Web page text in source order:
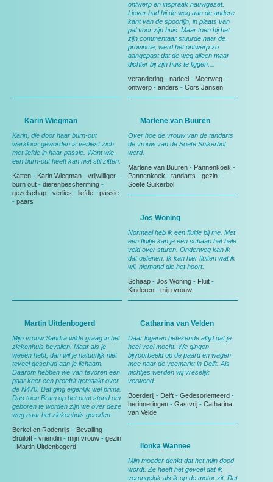
ontwerp en inspraak nauwgezet.
Liever had hij de weg aan de andere
kant van de spoorlijn, in plaats van
pal voor zijn huis. Maar toen hij het
zijn commentaar stuurde naar de
provincie, werd het ontwerp zo
aangepast dat de weg alleen maar
dichter bij zijn huis te liggen....
verandering - nadeel - Meerweg -
ontwerp - anders - Cors Jansen
Karin Wiegman
Karin, die door haar burn-out
werkloos geworden is verliest zich
met liefde in haar passie. Want wie
een burn-out heeft kan niet stil zitten.
Katten - Karin Wiegman - vrijwilliger -
burn out - dierenbescherming -
gezelschap - verlies - liefde - passie
- paars
Marlene van Buuren
Over hoe de vrouw van de tandarts
de vrouw van de Soete Suikerbol
werd.
Marlene van Buuren - Pannenkoek -
Pannenkoek - tandarts - gezin -
Soete Suikerbol
Jos Woning
Normaal heb ik een fluitje bij me. Met
een fluitje kan je een schaap het hele
veld over sturen. Onderweg kan ik
dat oefenen. Ik kan hier fluiten wat ik
wil, niemand die het hoort.
Schaap - Jos Woning - Fluit -
Kinderen - mijn vrouw
Martin Uitdenbogerd
Mijn vrouw Sandra wilde graag in het
ziekenhuis bevallen. Maar als je
weeën hebt, dan wil je natuurlijk niet
teveel geschud aan je lichaam.
Daarom hebben we van tevoren een
paar keer een proefrit gemaakt over
de N470. Dat ging eigenlijk wel prima.
Dus toen Bram op het punt stond om
geboren te worden zijn we over deze
weg naar het ziekenhuis gereden.
Berkel en Rodenrijs - Bevalling -
Bruiloft - vriendin - mijn vrouw - gezin
- Martin Uitdenbogerd
Catharina van Velden
Daar logeren betekende altijd dat je
heel veel mocht. We gingen
bijvoorbeeld op de paard en wagen
mee naar de veemarkt in Delft. Als
nichtjes werden wij vreselijk
verwend.
Boerderij - Delft - Gedesorienteerd -
herinneringen - Gastvrij - Catharina
van Velde
Ilonka Wannee
Mijn moeder denkt dat het mijn dood
wordt. Ze heeft het gevoel dat ik
verongeluk als ik op de motor zit. Dat